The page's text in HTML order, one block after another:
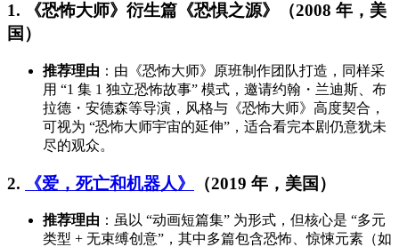
1. 《恐怖大师》衍生篇《恐惧之源》（2008 年，美
国）
推荐理由 ：由《恐怖大师》原班制作团队打造，同样采
用 “1 集 1 独立恐怖故事” 模式，邀请约翰・兰迪斯、布
拉德・安德森等导演，风格与《恐怖大师》高度契合，
可视为 “恐怖大师宇宙的延伸”，适合看完本剧仍意犹未
尽的观众。
2. 《爱，死亡和机器人》 （2019 年，美国）
推荐理由 ：虽以 “动画短篇集” 为形式，但核心是 “多元
类型 + 无束缚创意”，其中多篇包含恐怖、惊悚元素（如